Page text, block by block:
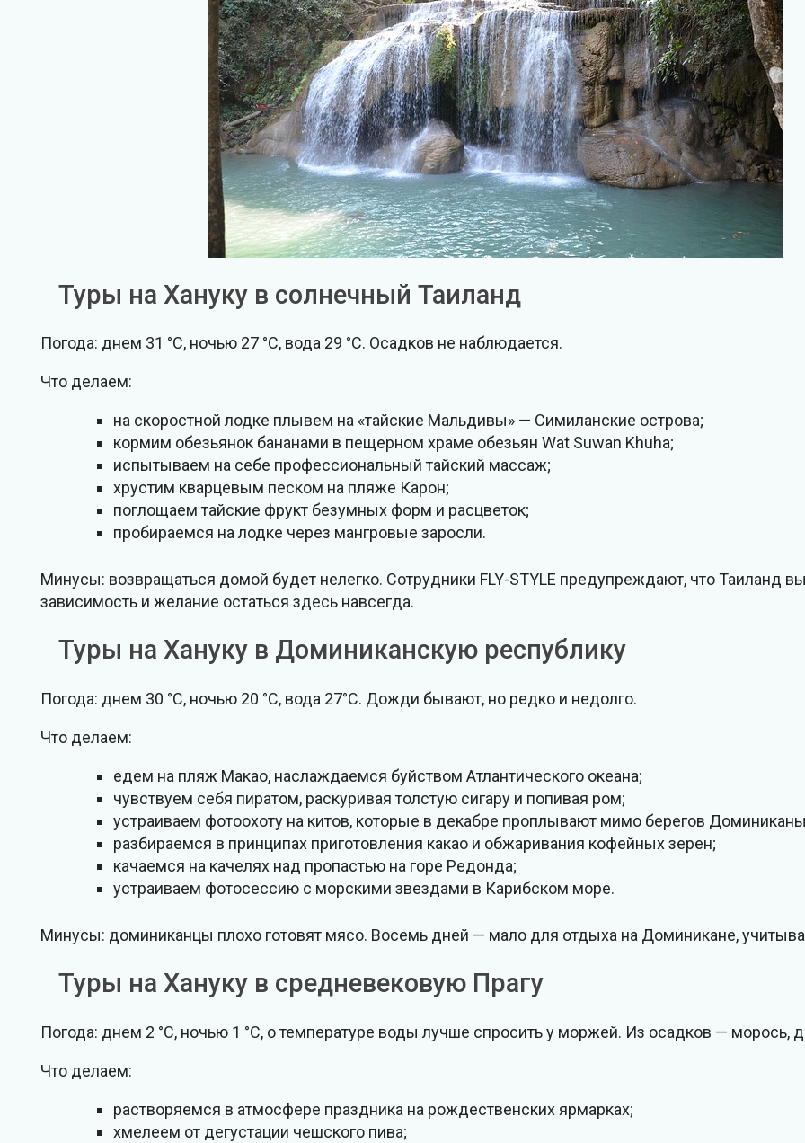
Туры на Хануку в солнечный Таиланд
Погода: днем 31 °C, ночью 27 °C, вода 29 °C. Осадков не наблюдается.
Что делаем:
на скоростной лодке плывем на «тайские Мальдивы» — Симиланские острова;
кормим обезьянок бананами в пещерном храме обезьян Wat Suwan Khuha;
испытываем на себе профессиональный тайский массаж;
хрустим кварцевым песком на пляже Карон;
поглощаем тайские фрукт безумных форм и расцветок;
пробираемся на лодке через мангровые заросли.
Минусы: возвращаться домой будет нелегко. Сотрудники FLY-STYLE предупреждают, что Таиланд
зависимость и желание остаться здесь навсегда.
Туры на Хануку в Доминиканскую республику
Погода: днем 30 °C, ночью 20 °C, вода 27°C. Дожди бывают, но редко и недолго.
Что делаем:
едем на пляж Макао, наслаждаемся буйством Атлантического океана;
чувствуем себя пиратом, раскуривая толстую сигару и попивая ром;
устраиваем фотоохоту на китов, которые в декабре проплывают мимо берегов
разбираемся в принципах приготовления какао и обжаривания кофейных зерен;
качаемся на качелях над пропастью на горе Редонда;
устраиваем фотосессию с морскими звездами в Карибском море.
Минусы: доминиканцы плохо готовят мясо. Восемь дней — мало для отдыха на Доминикане,
Туры на Хануку в средневековую Прагу
Погода: днем 2 °C, ночью 1 °C, о температуре воды лучше спросить у моржей. Из осадков — морось,
Что делаем:
растворяемся в атмосфере праздника на рождественских ярмарках;
хмелеем от дегустации чешского пива;